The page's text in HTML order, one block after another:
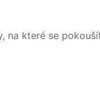
na které se